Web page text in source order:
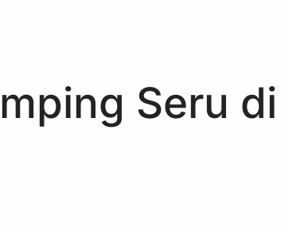
Seru di